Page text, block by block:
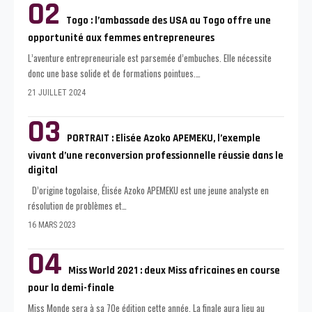
Togo : l’ambassade des USA au Togo offre une
opportunité aux femmes entrepreneures
L’aventure entrepreneuriale est parsemée d’embuches. Elle nécessite
donc une base solide et de formations pointues.
21 JUILLET 2024
PORTRAIT : Elisée Azoko APEMEKU, l’exemple
vivant d’une reconversion professionnelle réussie dans le
digital
D’origine togolaise, Élisée Azoko APEMEKU est une jeune analyste en
résolution de problèmes et
16 MARS 2023
Miss World 2021 : deux Miss africaines en course
pour la demi-finale
Miss Monde sera à sa 70e édition cette année. La finale aura lieu au